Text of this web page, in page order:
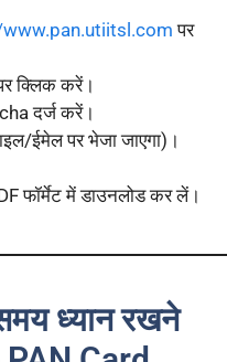
पर
क्लिक करें।
दर्ज करें।
ईमेल पर भेजा जाएगा)।
फॉर्मेट में डाउनलोड कर लें।
ध्यान रखने